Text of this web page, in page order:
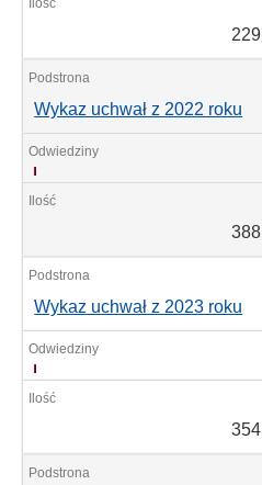
229
Wykaz uchwał z 2022 roku
388
388
Wykaz uchwał z 2023 roku
354
354